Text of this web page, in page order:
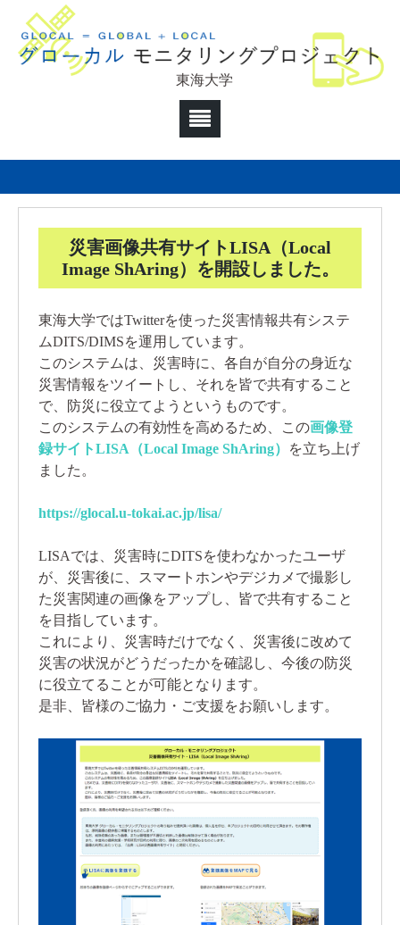
東海大学
災害画像共有サイトLISA（Local
Image ShAring）を開設しました。
東海大学ではTwitterを使った災害情報共有システ
ムDITS/DIMSを運用しています。
このシステムは、災害時に、各自が自分の身近な
災害情報をツイートし、それを皆で共有すること
で、防災に役立てようというものです。
このシステムの有効性を高めるため、この画像登
録サイトLISA（Local Image ShAring）
を立ち上げ
ました。
https://glocal.u-tokai.ac.jp/lisa/
LISAでは、災害時にDITSを使わなかったユーザ
が、災害後に、スマートホンやデジカメで撮影し
た災害関連の画像をアップし、皆で共有すること
を目指しています。
これにより、災害時だけでなく、災害後に改めて
災害の状況がどうだったかを確認し、今後の防災
に役立てることが可能となります。
是非、皆様のご協力・ご支援をお願いします。